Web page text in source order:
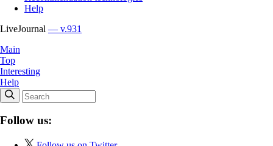
Help
LiveJournal — v.931
Main
Top
Interesting
Help
Follow us: